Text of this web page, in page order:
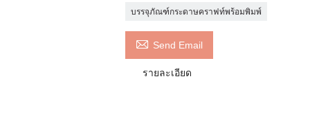
บรรจุภัณฑ์กระดาษคราฟท์พร้อมพิมพ์
 Send Email
รายละเอียด